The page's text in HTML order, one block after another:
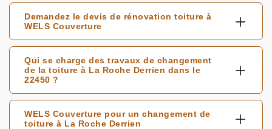
Demandez le devis de rénovation toiture à
WELS Couverture
Qui se charge des travaux de changement
de la toiture à La Roche Derrien dans le
22450 ?
WELS Couverture pour un changement de
toiture à La Roche Derrien